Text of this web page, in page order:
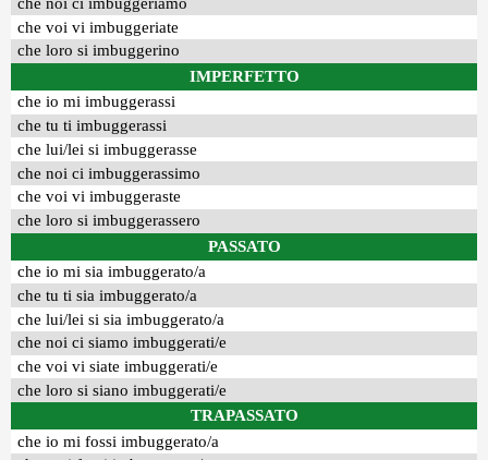
che voi vi imbuggeriate
che loro si imbuggerino
IMPERFETTO
che io mi imbuggerassi
che tu ti imbuggerassi
che lui/lei si imbuggerasse
che noi ci imbuggerassimo
che voi vi imbuggeraste
che loro si imbuggerassero
PASSATO
che io mi sia imbuggerato/a
che tu ti sia imbuggerato/a
che lui/lei si sia imbuggerato/a
che noi ci siamo imbuggerati/e
che voi vi siate imbuggerati/e
che loro si siano imbuggerati/e
TRAPASSATO
che io mi fossi imbuggerato/a